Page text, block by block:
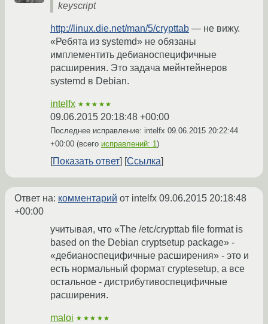
keyscript
http://linux.die.net/man/5/crypttab — не вижу.
«Ребята из systemd» не обязаны
имплементить дебианоспецифичные
расширения. Это задача мейнтейнеров
systemd в Debian.
intelfx ★★★★★
09.06.2015 20:18:48 +00:00
Последнее исправление: intelfx 09.06.2015 20:22:44
+00:00 (всего исправлений: 1)
Показать ответ Ссылка
Ответ на: комментарий от intelfx 09.06.2015 20:18:48
+00:00
учитывая, что «The /etc/crypttab file format is
based on the Debian cryptsetup package» -
«дебианоспецифичные расширения» - это и
есть нормальный формат cryptesetup, а все
остальное - дистрибутивоспецифичные
расширения.
maloi ★★★★★